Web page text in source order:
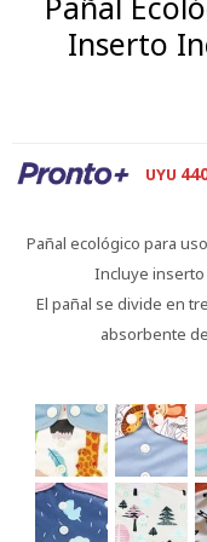
Inserto
UYU
Pañal ecológico para
Incluye inserto
El pañal se divide en
absorbente